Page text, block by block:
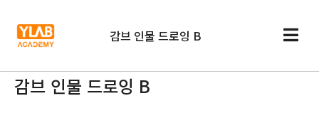
감브 인물 드로잉 B
감브 인물 드로잉 B